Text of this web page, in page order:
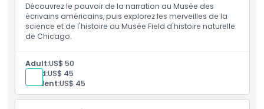
Découvrez le pouvoir de la narration au Musée des
écrivains américains, puis explorez les merveilles de la
science et de l'histoire au Musée Field d'histoire naturelle
de Chicago.
Adult:US$ 50
Child:US$ 45
Student:US$ 45